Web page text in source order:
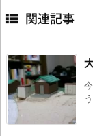
 関連記事